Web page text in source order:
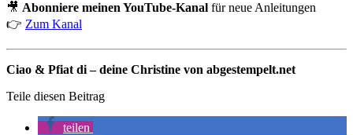
🎥 Abonniere meinen YouTube-Kanal für neue Anleitungen
👉 Zum Kanal
Ciao & Pfiat di – deine Christine von abgestempelt.net
Teile diesen Beitrag
teilen